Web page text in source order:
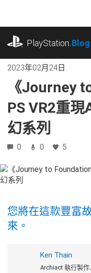
內
PlayStation.Blog
2023年02月24日
《Journey
PS VR2重
幻系列
0 0 5
您將在這款豐富
來。
Ken Thain
Archiact 執行製作